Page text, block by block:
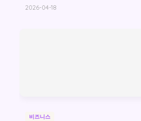
2026-04-18
비즈니스